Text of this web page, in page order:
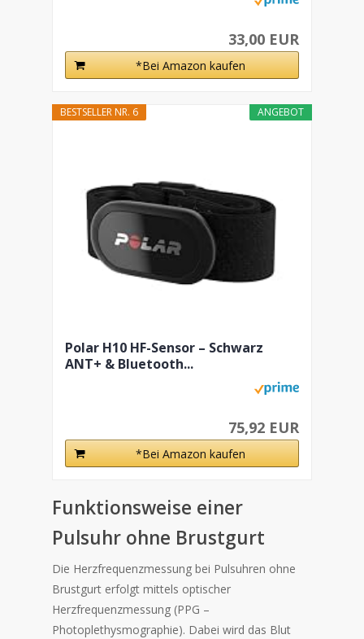
33,00 EUR
*Bei Amazon kaufen
ANGEBOT
BESTSELLER NR. 6
Polar H10 HF-Sensor – Schwarz
ANT+ & Bluetooth...
75,92 EUR
*Bei Amazon kaufen
Funktionsweise einer
Pulsuhr ohne Brustgurt
Die Herzfrequenzmessung bei Pulsuhren ohne
Brustgurt erfolgt mittels optischer
Herzfrequenzmessung (PPG –
Photoplethysmographie). Dabei wird das Blut